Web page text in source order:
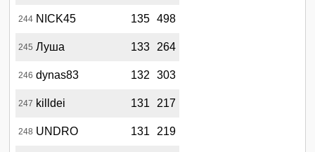
244 NICK45 135 498
245 Луша 133 264
246 dynas83 132 303
247 killdei 131 217
248 UNDRO 131 219